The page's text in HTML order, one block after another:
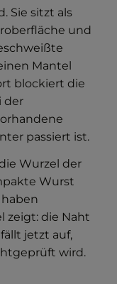
Sie sitzt als
und
Mantel
blockiert die
der
passiert ist.
Wurzel der
Wurst
zeigt: die Naht
jetzt auf,
wird.